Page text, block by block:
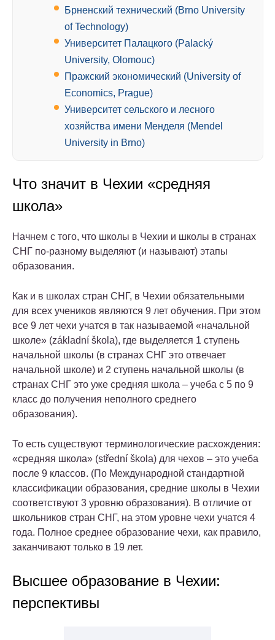
Брненский технический (Brno University
of Technology)
Университет Палацкого (Palacký
University, Olomouc)
Пражский экономический (University of
Economics, Prague)
Университет сельского и лесного
хозяйства имени Менделя (Mendel
University in Brno)
Что значит в Чехии «средняя
школа»
Начнем с того, что школы в Чехии и школы в странах
СНГ по-разному выделяют (и называют) этапы
образования.
Как и в школах стран СНГ, в Чехии обязательными
для всех учеников являются 9 лет обучения. При этом
все 9 лет чехи учатся в так называемой «начальной
школе» (základní škola), где выделяется 1 ступень
начальной школы (в странах СНГ это отвечает
начальной школе) и 2 ступень начальной школы (в
странах СНГ это уже средняя школа – учеба с 5 по 9
класс до получения неполного среднего
образования).
То есть существуют терминологические расхождения:
«средняя школа» (střední škola) для чехов – это учеба
после 9 классов. (По Международной стандартной
классификации образования, средние школы в Чехии
соответствуют 3 уровню образования). В отличие от
школьников стран СНГ, на этом уровне чехи учатся 4
года. Полное среднее образование чехи, как правило,
заканчивают только в 19 лет.
Высшее образование в Чехии:
перспективы